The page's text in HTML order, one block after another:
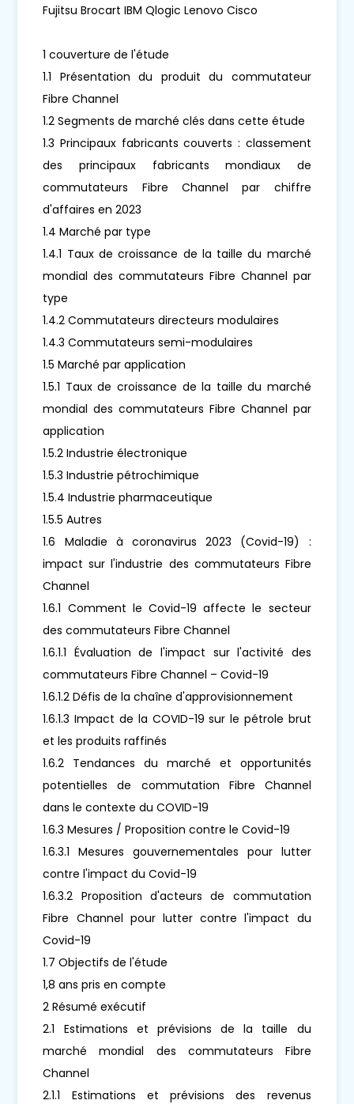
Fujitsu Brocart IBM Qlogic Lenovo Cisco
1 couverture de l'étude
1.1 Présentation du produit du commutateur
Fibre Channel
1.2 Segments de marché clés dans cette étude
1.3 Principaux fabricants couverts : classement
des principaux fabricants mondiaux de
commutateurs Fibre Channel par chiffre
d'affaires en 2023
1.4 Marché par type
1.4.1 Taux de croissance de la taille du marché
mondial des commutateurs Fibre Channel par
type
1.4.2 Commutateurs directeurs modulaires
1.4.3 Commutateurs semi-modulaires
1.5 Marché par application
1.5.1 Taux de croissance de la taille du marché
mondial des commutateurs Fibre Channel par
application
1.5.2 Industrie électronique
1.5.3 Industrie pétrochimique
1.5.4 Industrie pharmaceutique
1.5.5 Autres
1.6 Maladie à coronavirus 2023 (Covid-19) :
impact sur l'industrie des commutateurs Fibre
Channel
1.6.1 Comment le Covid-19 affecte le secteur
des commutateurs Fibre Channel
1.6.1.1 Évaluation de l'impact sur l'activité des
commutateurs Fibre Channel – Covid-19
1.6.1.2 Défis de la chaîne d'approvisionnement
1.6.1.3 Impact de la COVID-19 sur le pétrole brut
et les produits raffinés
1.6.2 Tendances du marché et opportunités
potentielles de commutation Fibre Channel
dans le contexte du COVID-19
1.6.3 Mesures / Proposition contre le Covid-19
1.6.3.1 Mesures gouvernementales pour lutter
contre l'impact du Covid-19
1.6.3.2 Proposition d'acteurs de commutation
Fibre Channel pour lutter contre l'impact du
Covid-19
1.7 Objectifs de l'étude
1,8 ans pris en compte
2 Résumé exécutif
2.1 Estimations et prévisions de la taille du
marché mondial des commutateurs Fibre
Channel
2.1.1 Estimations et prévisions des revenus